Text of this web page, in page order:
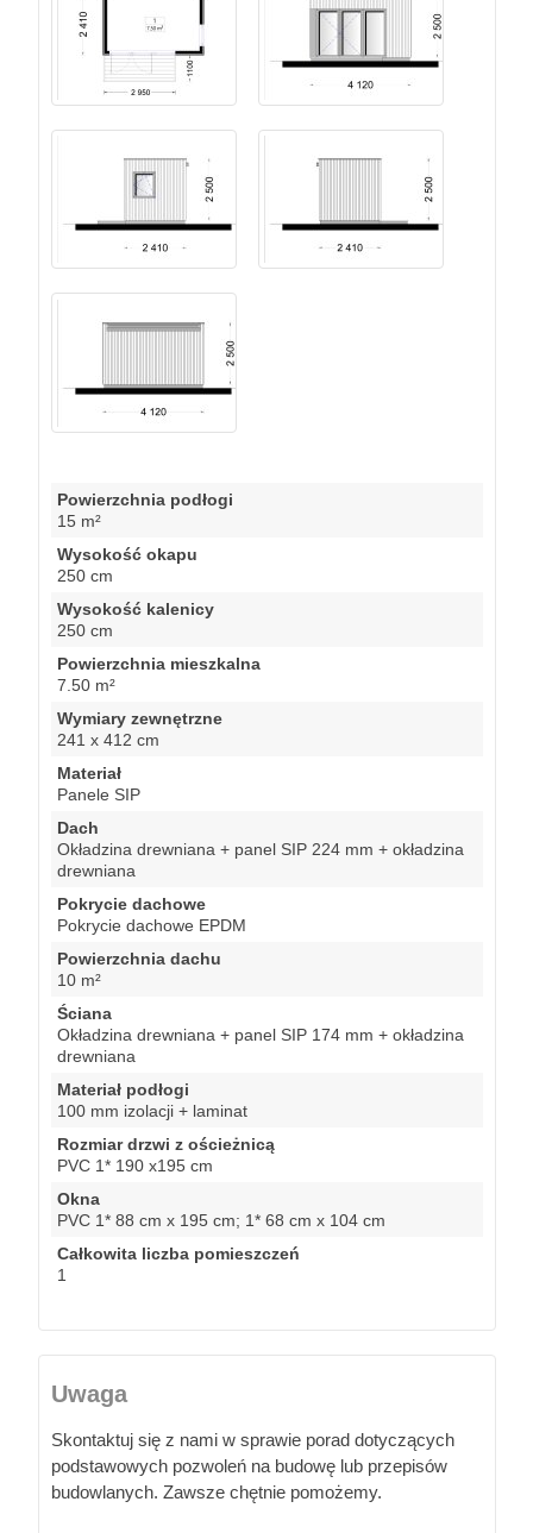
Powierzchnia podłogi
15 m²
Wysokość okapu
250 cm
Wysokość kalenicy
250 cm
Powierzchnia mieszkalna
7.50 m²
Wymiary zewnętrzne
241 x 412 cm
Materiał
Panele SIP
Dach
Okładzina drewniana + panel SIP 224 mm + okładzina
drewniana
Pokrycie dachowe
Pokrycie dachowe EPDM
Powierzchnia dachu
10 m²
Ściana
Okładzina drewniana + panel SIP 174 mm + okładzina
drewniana
Materiał podłogi
100 mm izolacji + laminat
Rozmiar drzwi z ościeżnicą
PVC 1* 190 x195 cm
Okna
PVC 1* 88 cm x 195 cm; 1* 68 cm x 104 cm
Całkowita liczba pomieszczeń
1
Uwaga
Skontaktuj się z nami w sprawie porad dotyczących
podstawowych pozwoleń na budowę lub przepisów
budowlanych. Zawsze chętnie pomożemy.